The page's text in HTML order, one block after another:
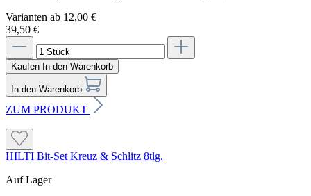
Varianten ab 12,00 €
39,50 €
Kaufen In den Warenkorb
In den Warenkorb
ZUM PRODUKT
HILTI Bit-Set Kreuz & Schlitz 8tlg.
Auf Lager